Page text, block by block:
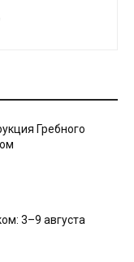
Гребного
3–9 августа